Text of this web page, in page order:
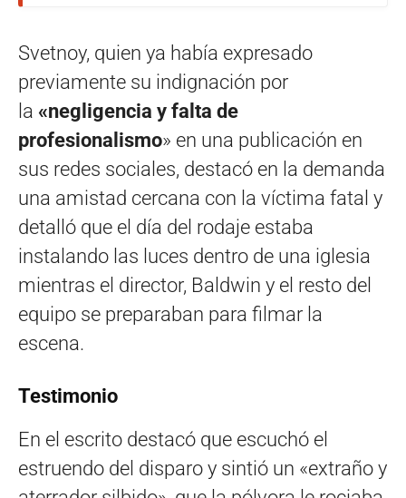
Svetnoy, quien ya había expresado
previamente su indignación por
la «negligencia y falta de
profesionalismo» en una publicación en
sus redes sociales, destacó en la demanda
una amistad cercana con la víctima fatal y
detalló que el día del rodaje estaba
instalando las luces dentro de una iglesia
mientras el director, Baldwin y el resto del
equipo se preparaban para filmar la
escena.
Testimonio
En el escrito destacó que escuchó el
estruendo del disparo y sintió un «extraño y